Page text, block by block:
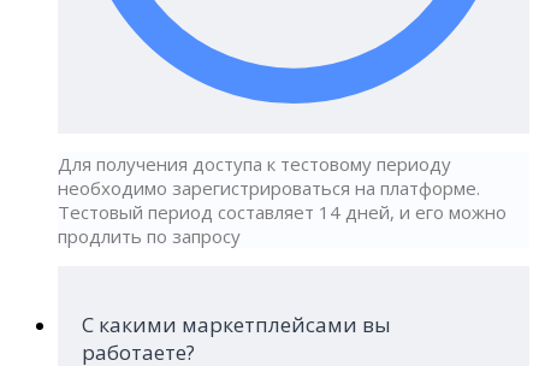
Для получения доступа к тестовому периоду
необходимо зарегистрироваться на платформе.
Тестовый период составляет 14 дней, и его можно
продлить по запросу
С какими маркетплейсами вы
работаете?